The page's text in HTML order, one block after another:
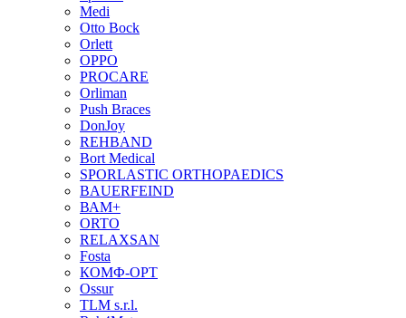
Medi
Otto Bock
Orlett
OPPO
PROCARE
Orliman
Push Braces
DonJoy
REHBAND
Bort Medical
SPORLASTIC ORTHOPAEDICS
BAUERFEIND
ВАМ+
ORTO
RELAXSAN
Fosta
КОМФ-ОРТ
Ossur
TLM s.r.l.